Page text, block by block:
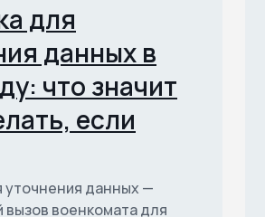
для
данных в
что значит
если
уточнения данных —
военкомата для